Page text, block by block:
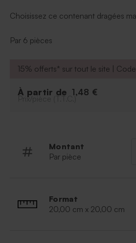
Choisissez ce contenant dragées
repartir avec et conserver en
contenant.
Cordelette non fournie (fournie
étiquettes nominatives)
Utilisez de préférence un
Par 6 pièces
15% offerts* sur tout le site |
À partir de 1,48 €
Prix/pièce (T.T.C.)
Montant
Par pièce
Format
20,00 cm x 20,00 cm